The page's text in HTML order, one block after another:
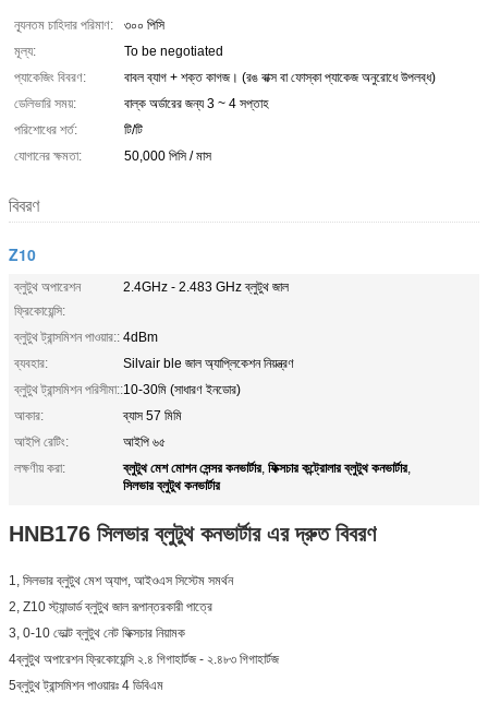
ন্যূনতম চাহিদার পরিমাণ:
৩০০ পিসি
মূল্য:
To be negotiated
প্যাকেজিং বিবরণ:
বাবল ব্যাগ + শক্ত কাগজ। (রঙ বাক্স বা ফোস্কা প্যাকেজ অনুরোধে উপলব্ধ)
ডেলিভারি সময়:
বাল্ক অর্ডারের জন্য 3 ~ 4 সপ্তাহ
পরিশোধের শর্ত:
টি/টি
যোগানের ক্ষমতা:
50,000 পিসি / মাস
বিবরণ
Z10
ব্লুটুথ অপারেশন
ফ্রিকোয়েন্সি:
2.4GHz - 2.483 GHz ব্লুটুথ জাল
ব্লুটুথ ট্রান্সমিশন পাওয়ার:: 4dBm
ব্যবহার:
Silvair ble জাল অ্যাপ্লিকেশন নিয়ন্ত্রণ
ব্লুটুথ ট্রান্সমিশন পরিসীমা::10-30মি (সাধারণ ইনডোর)
আকার:
ব্যাস 57 মিমি
আইপি রেটিং:
আইপি ৬৫
লক্ষণীয় করা:
ব্লুটুথ মেশ মোশন সেন্সর কনভার্টার, ফিক্সচার কন্ট্রোলার ব্লুটুথ কনভার্টার,
সিলভার ব্লুটুথ কনভার্টার
HNB176 সিলভার ব্লুটুথ কনভার্টার এর দ্রুত বিবরণ
1, সিলভার ব্লুটুথ মেশ অ্যাপ, আইওএস সিস্টেম সমর্থন
2, Z10 স্ট্যান্ডার্ড ব্লুটুথ জাল রূপান্তরকারী পাত্রে
3, 0-10 ভোল্ট ব্লুটুথ নেট ফিক্সচার নিয়ামক
4ব্লুটুথ অপারেশন ফ্রিকোয়েন্সি ২.৪ গিগাহার্টজ - ২.৪৮৩ গিগাহার্টজ
5ব্লুটুথ ট্রান্সমিশন পাওয়ারঃ 4 ডিবিএম